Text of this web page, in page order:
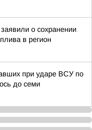
о сохранении
в регион
при ударе ВСУ по
до семи